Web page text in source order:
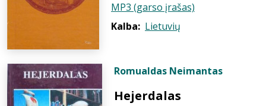
MP3 (garso įrašas)
Kalba: Lietuvių
Romualdas Neimantas
Hejerdalas